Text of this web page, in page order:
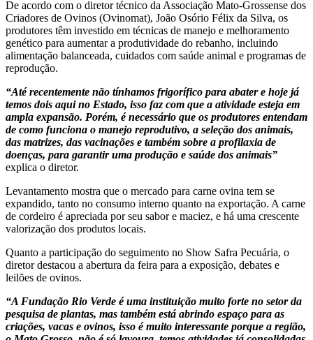
De acordo com o diretor técnico da Associação Mato-Grossense dos
Criadores de Ovinos (Ovinomat), João Osório Félix da Silva, os
produtores têm investido em técnicas de manejo e melhoramento
genético para aumentar a produtividade do rebanho, incluindo
alimentação balanceada, cuidados com saúde animal e programas de
reprodução.
“Até recentemente não tínhamos frigorífico para abater e hoje já
temos dois aqui no Estado, isso faz com que a atividade esteja em
ampla expansão. Porém, é necessário que os produtores entendam
de como funciona o manejo reprodutivo, a seleção dos animais,
das matrizes, das vacinações e também sobre a profilaxia de
doenças, para garantir uma produção e saúde dos animais”
explica o diretor.
Levantamento mostra que o mercado para carne ovina tem se
expandido, tanto no consumo interno quanto na exportação. A carne
de cordeiro é apreciada por seu sabor e maciez, e há uma crescente
valorização dos produtos locais.
Quanto a participação do seguimento no Show Safra Pecuária, o
diretor destacou a abertura da feira para a exposição, debates e
leilões de ovinos.
“A Fundação Rio Verde é uma instituição muito forte no setor da
pesquisa de plantas, mas também está abrindo espaço para as
criações, vacas e ovinos, isso é muito interessante porque a região,